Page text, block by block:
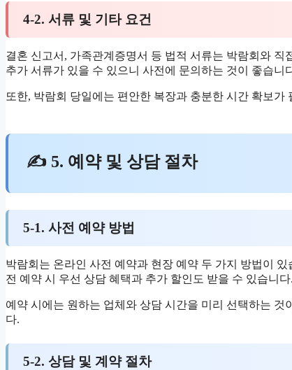
4-2. 서류 및 기타 요건
결혼 신고서, 가족관계증명서 등 법적 서류는 박람회와
추가 서류가 있을 수 있으니 사전에 문의하는 것이 좋습니
또한, 박람회 당일에는 편안한 복장과 충분한 시간 확보
✍ 5. 예약 및 상담 절차
5-1. 사전 예약 방법
박람회는 온라인 사전 예약과 현장 예약 두 가지 방법이
전 예약 시 우선 상담 혜택과 추가 할인도 받을 수 있습니
예약 시에는 원하는 업체와 상담 시간을 미리 선택하는
다.
5-2. 상담 및 계약 절차